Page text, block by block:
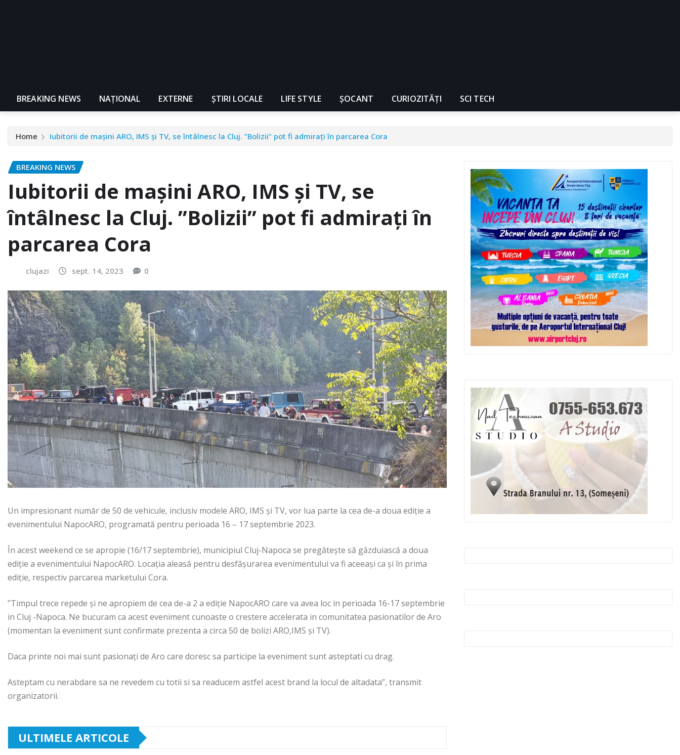
BREAKING NEWS NAŢIONAL EXTERNE ȘTIRI LOCALE LIFE STYLE ȘOCANT CURIOZITĂȚI SCI TECH
Home Iubitorii de mașini ARO, IMS și TV, se întâlnesc la Cluj. ”Bolizii” pot fi admirați în parcarea Cora
BREAKING NEWS
Iubitorii de mașini ARO, IMS și TV, se
întâlnesc la Cluj. ”Bolizii” pot fi admirați în
parcarea Cora
clujazi sept. 14, 2023 0
Un impresionant număr de 50 de vehicule, inclusiv modele ARO, IMS și TV, vor lua parte la cea de-a doua ediție a
evenimentului NapocARO, programată pentru perioada 16 – 17 septembrie 2023.
În acest weekend ce se apropie (16/17 septembrie), municipiul Cluj-Napoca se pregătește să găzduiască a doua
ediție a evenimentului NapocARO. Locația aleasă pentru desfășurarea evenimentului va fi aceeași ca și în prima
ediție, respectiv parcarea marketului Cora.
”Timpul trece repede și ne apropiem de cea de-a 2 a ediție NapocARO care va avea loc in perioada 16-17 septembrie
in Cluj -Napoca. Ne bucuram ca acest eveniment cunoaste o crestere accelerata in comunitatea pasionatilor de Aro
(momentan la eveniment sunt confirmate prezenta a circa 50 de bolizi ARO,IMS și TV).
Daca printe noi mai sunt pasionați de Aro care doresc sa participe la eveniment sunt asteptati cu drag.
Asteptam cu nerabdare sa ne revedem cu totii si sa readucem astfel acest brand la locul de altadata”, transmit
organizatorii.
ULTIMELE ARTICOLE